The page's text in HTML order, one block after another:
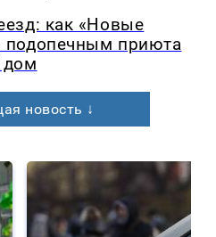
как «Новые
подопечным приюта
дом
новость ↓